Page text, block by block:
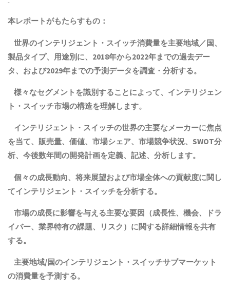
本レポートがもたらすもの：
世界のインテリジェント・スイッチ消費量を主要地域／国、
製品タイプ、用途別に、2018年から2022年までの過去デー
タ、および2029年までの予測データを調査・分析する。
様々なセグメントを識別することによって、 インテリジェン
ト・スイッチ市場の構造を理解します。
インテリジェント・スイッチの世界の主要なメーカーに焦点
を当て、販売量、価値、市場シェア、市場競争状況、SWOT分
析、今後数年間の開発計画を定義、記述、分析します。
個々の成長動向、将来展望および市場全体への貢献度に関し
てインテリジェント・スイッチを分析する。
市場の成長に影響を与える主要な要因（成長性、機会、ドラ
イバー、業界特有の課題、リスク）に関する詳細情報を共有
する。
主要地域/国のインテリジェント・スイッチサブマーケット
の消費量を予測する。